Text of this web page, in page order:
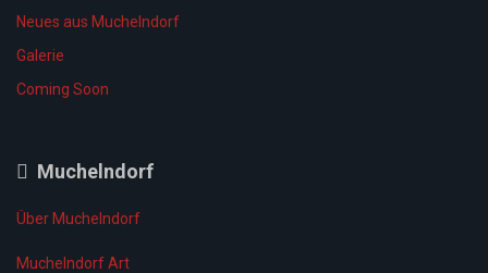
Neues aus Muchelndorf
Galerie
Coming Soon
Muchelndorf
Über Muchelndorf
Muchelndorf Art